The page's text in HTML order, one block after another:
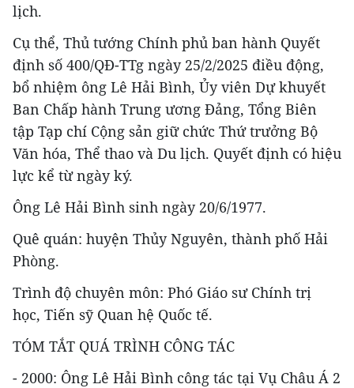
lịch.
Cụ thể, Thủ tướng Chính phủ ban hành Quyết
định số 400/QĐ-TTg ngày 25/2/2025 điều động,
bổ nhiệm ông Lê Hải Bình, Ủy viên Dự khuyết
Ban Chấp hành Trung ương Đảng, Tổng Biên
tập Tạp chí Cộng sản giữ chức Thứ trưởng Bộ
Văn hóa, Thể thao và Du lịch. Quyết định có hiệu
lực kể từ ngày ký.
Ông Lê Hải Bình sinh ngày 20/6/1977.
Quê quán: huyện Thủy Nguyên, thành phố Hải
Phòng.
Trình độ chuyên môn: Phó Giáo sư Chính trị
học, Tiến sỹ Quan hệ Quốc tế.
TÓM TẮT QUÁ TRÌNH CÔNG TÁC
- 2000: Ông Lê Hải Bình công tác tại Vụ Châu Á 2